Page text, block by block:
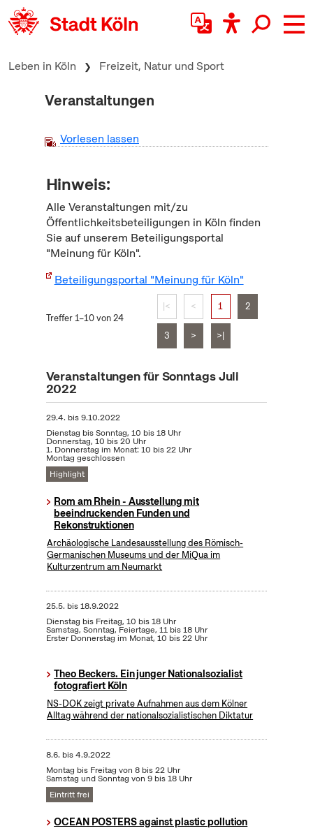
zum Inhalt springen
Leben in Köln Freizeit, Natur und Sport
Veranstaltungen
Vorlesen lassen
Hinweis:
Alle Veranstaltungen mit/zu
Öffentlichkeitsbeteiligungen in Köln finden
Sie auf unserem Beteiligungsportal
"Meinung für Köln".
Beteiligungsportal "Meinung für Köln"
Treffer 1–10 von 24
|< < 1 2
3 > >|
Veranstaltungen für Sonntags Juli
2022
29.4. bis9.10.2022
Dienstag bis Sonntag, 10 bis 18 Uhr
Donnerstag, 10 bis 20 Uhr
1. Donnerstag im Monat: 10 bis 22 Uhr
Montag geschlossen
Highlight
Rom am Rhein - Ausstellung mit
beeindruckenden Funden und
Rekonstruktionen
Archäologische Landesausstellung des Römisch-
Germanischen Museums und der MiQua im
Kulturzentrum am Neumarkt
25.5. bis18.9.2022
Dienstag bis Freitag, 10 bis 18 Uhr
Samstag, Sonntag, Feiertage, 11 bis 18 Uhr
Erster Donnerstag im Monat, 10 bis 22 Uhr
Theo Beckers. Ein junger Nationalsozialist
fotografiert Köln
NS-DOK zeigt private Aufnahmen aus dem Kölner
Alltag während der nationalsozialistischen Diktatur
8.6. bis4.9.2022
Montag bis Freitag von 8 bis 22 Uhr
Samstag und Sonntag von 9 bis 18 Uhr
Eintritt frei
OCEAN POSTERS against plastic pollution